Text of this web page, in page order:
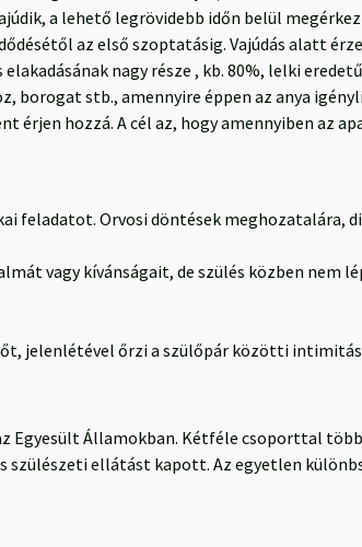
a lehető legrövidebb időn belül
az első szoptatásig. Vajúdás alatt
nagy része , kb. 80%, lelki
borogat stb., amennyire éppen az anya
hozzá. A cél az, hogy amennyiben az
feladatot. Orvosi döntések meghozatalára,
vagy kívánságait, de szülés közben nem
jelenlétével őrzi a szülőpár közötti
Egyesült Államokban. Kétféle csoporttal
ellátást kapott. Az egyetlen